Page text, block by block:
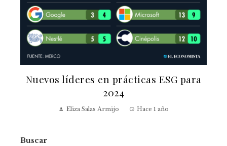
Nuevos líderes en prácticas ESG para
2024
Eliza Salas Armijo Hace 1 año
Buscar